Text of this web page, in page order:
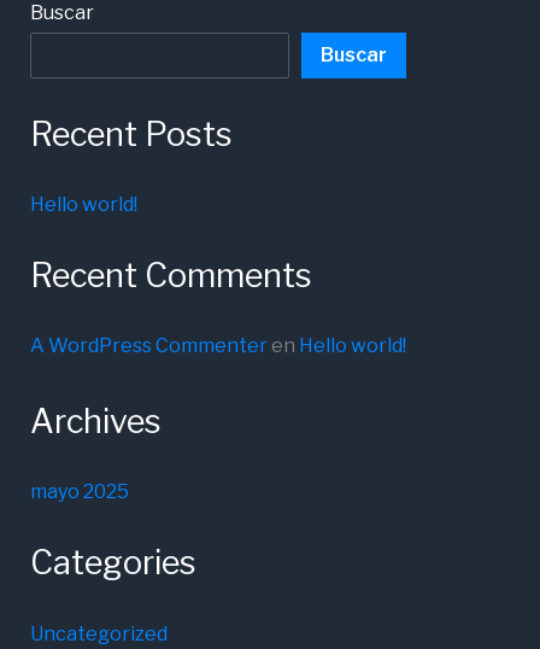
Buscar
Buscar
Recent Posts
Hello world!
Recent Comments
A WordPress Commenteren Hello world!
Archives
mayo 2025
Categories
Uncategorized